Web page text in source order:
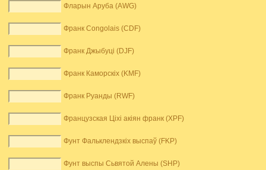
Фларын Аруба (AWG)
Франк Congolais (CDF)
Франк Джыбуці (DJF)
Франк Каморскіх (KMF)
Франк Руанды (RWF)
Французская Ціхі акіян франк (XPF)
Фунт Фальклендзкіх выспаў (FKP)
Фунт выспы Сьвятой Алены (SHP)